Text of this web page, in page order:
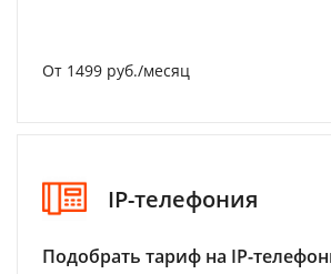
От 1499 руб./месяц
IP-телефония
Подобрать тариф на IP-